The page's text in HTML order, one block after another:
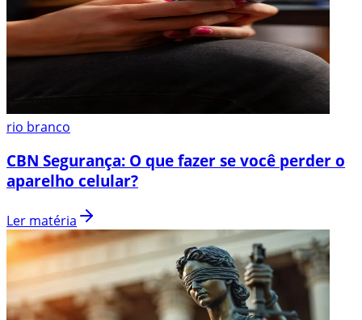
rio branco
CBN Segurança: O que fazer se você perder o
aparelho celular?
Ler matéria